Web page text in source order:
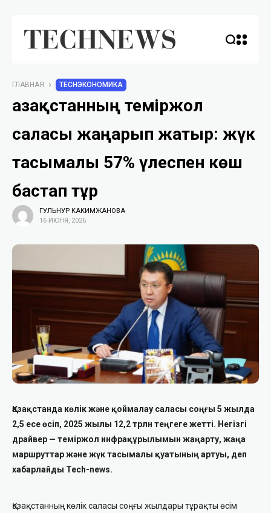
ГЛАВНАЯ TECHЭКОНОМИКА
Қазақстанның теміржол
саласы жаңарып жатыр: жүк
тасымалы 57% үлеспен көш
бастап тұр
ГУЛЬНУР КАКИМЖАНОВА
16 ИЮНЯ, 2026
Қазақстанда көлік және қоймалау саласы соңғы 5 жылда
2,5 есе өсіп, 2025 жылы 12,2 трлн теңгеге жетті. Негізгі
драйвер — теміржол инфрақұрылымын жаңарту, жаңа
маршруттар және жүк тасымалы қуатының артуы, деп
хабарлайды Tech-news.
Қазақстанның көлік саласы соңғы жылдары тұрақты өсім